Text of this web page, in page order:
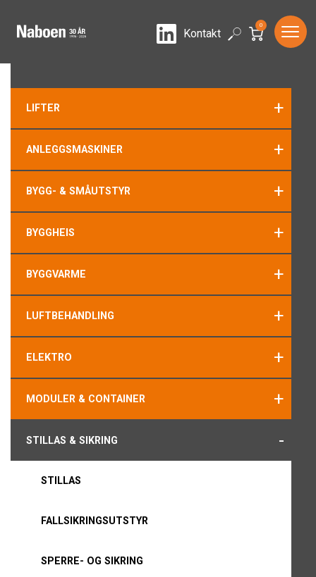
LinkedIn
Kontakt Search
0
LIFTER +
ANLEGGSMASKINER +
BYGG- & SMÅUTSTYR +
BYGGHEIS +
BYGGVARME +
LUFTBEHANDLING +
ELEKTRO +
MODULER & CONTAINER +
STILLAS & SIKRING -
STILLAS
FALLSIKRINGSUTSTYR
SPERRE- OG SIKRING